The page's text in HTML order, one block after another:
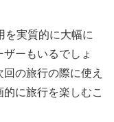
を実質的に大幅に
ーもいるでしょ
の旅行の際に使え
に旅行を楽しむこ